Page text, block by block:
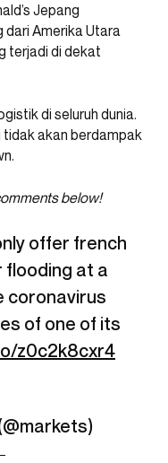
Jepang
dari Amerika Utara
terjadi di dekat
di seluruh dunia.
tidak akan berdampak
below!
offer french
flooding at a
coronavirus
of one of its
z0c2k8cxr4